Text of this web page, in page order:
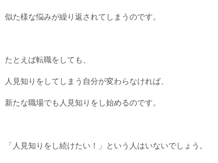
似た様な悩みが繰り返されてしまうのです。
たとえば転職をしても、
人見知りをしてしまう自分が変わらなければ、
新たな職場でも人見知りをし始めるのです。
「人見知りをし続けたい！」という人はいないでしょう。